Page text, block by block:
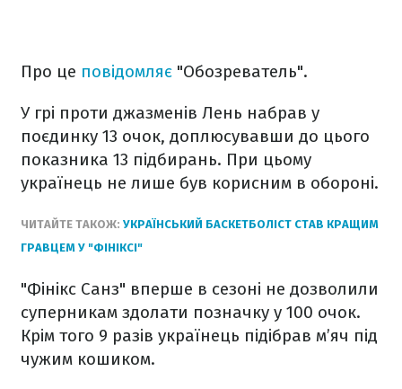
Про це повідомляє "Обозреватель".
У грі проти джазменів Лень набрав у
поєдинку 13 очок, доплюсувавши до цього
показника 13 підбирань. При цьому
українець не лише був корисним в обороні.
ЧИТАЙТЕ ТАКОЖ: УКРАЇНСЬКИЙ БАСКЕТБОЛІСТ СТАВ КРАЩИМ
ГРАВЦЕМ У "ФІНІКСІ"
"Фінікс Санз" вперше в сезоні не дозволили
суперникам здолати позначку у 100 очок.
Крім того 9 разів українець підібрав м’яч під
чужим кошиком.